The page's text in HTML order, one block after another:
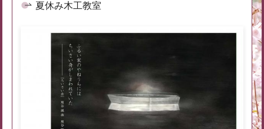
夏休み木工教室